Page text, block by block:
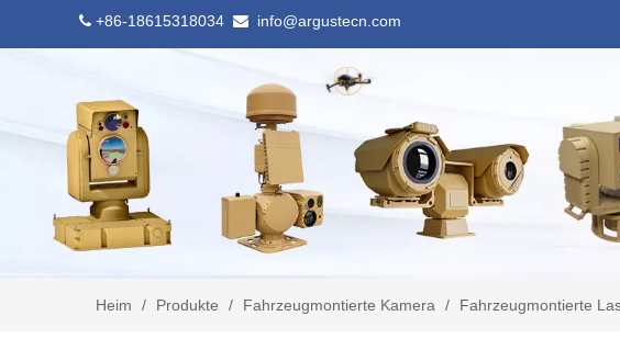
 +86-18615318034  info@argustecn.com
Heim / Produkte / Fahrzeugmontierte Kamera / Fahrzeugmontierte